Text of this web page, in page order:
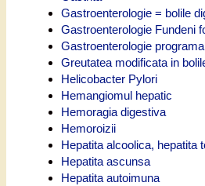
Gastroenterologie = bolile
Gastroenterologie Fundeni
Gastroenterologie
Greutatea modificata in
Helicobacter Pylori
Hemangiomul hepatic
Hemoragia digestiva
Hemoroizii
Hepatita alcoolica, hepatita
Hepatita ascunsa
Hepatita autoimuna